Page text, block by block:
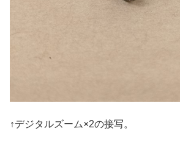
↑デジタルズーム×2の接写。